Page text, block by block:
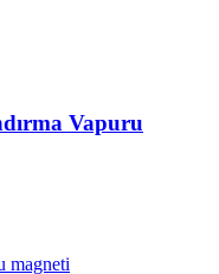
Vapuru